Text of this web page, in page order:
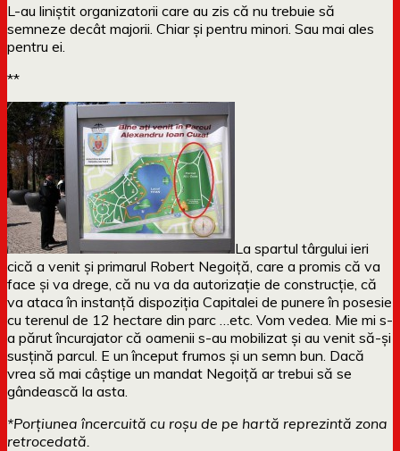
L-au liniștit organizatorii care au zis că nu trebuie să
semneze decât majorii. Chiar și pentru minori. Sau mai ales
pentru ei.
**
La spartul târgului ieri
cică a venit și primarul Robert Negoiță, care a promis că va
face și va drege, că nu va da autorizație de construcție, că
va ataca în instanță dispoziția Capitalei de punere în posesie
cu terenul de 12 hectare din parc …etc. Vom vedea. Mie mi s-
a părut încurajator că oamenii s-au mobilizat și au venit să-și
susțină parcul. E un început frumos și un semn bun. Dacă
vrea să mai câștige un mandat Negoiță ar trebui să se
gândească la asta.
*Porțiunea încercuită cu roșu de pe hartă reprezintă zona
retrocedată.